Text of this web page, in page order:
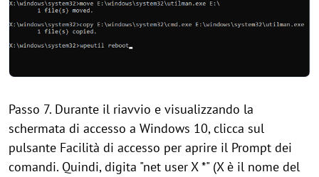
Passo 7. Durante il riavvio e visualizzando la
schermata di accesso a Windows 10, clicca sul
pulsante Facilità di accesso per aprire il Prompt dei
comandi. Quindi, digita "net user X *" (X è il nome del